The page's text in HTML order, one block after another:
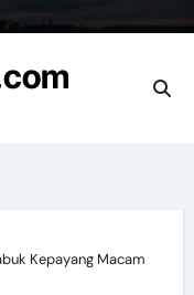
Kepayang Macam